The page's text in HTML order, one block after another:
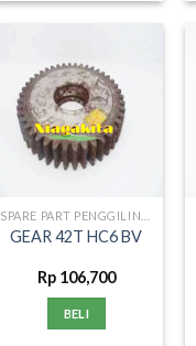
GEAR 42T HC6 BV
Rp106,700
BELI